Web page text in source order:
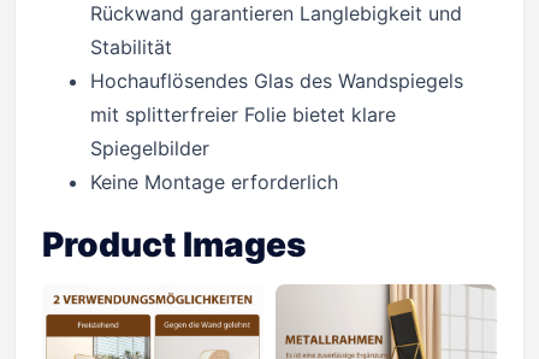
Rückwand garantieren Langlebigkeit und
Stabilität
Hochauflösendes Glas des Wandspiegels
mit splitterfreier Folie bietet klare
Spiegelbilder
Keine Montage erforderlich
Product Images